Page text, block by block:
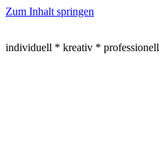
Zum Inhalt springen
individuell * kreativ * professionell